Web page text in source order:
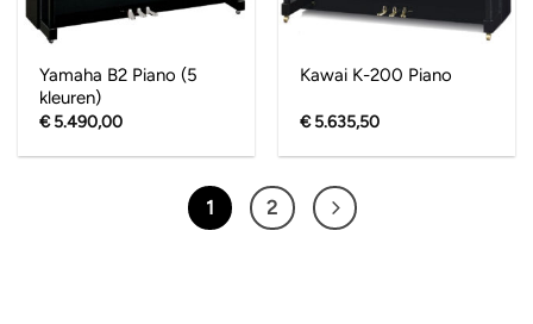
Yamaha B2 Piano (5
kleuren)
€5.490,00
Kawai K-200 Piano
€5.635,50
1 2